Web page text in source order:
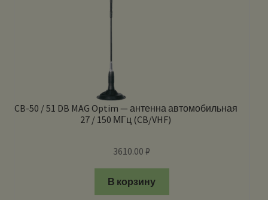
CB-50 / 51 DB MAG Optim — антенна автомобильная
27 / 150 МГц (CB/VHF)
3610.00₽
В корзину